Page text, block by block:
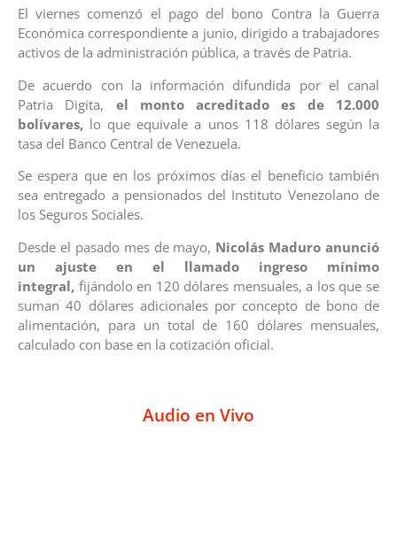
El viernes comenzó el pago del bono Contra la Guerra
Económica correspondiente a junio, dirigido a trabajadores
activos de la administración pública, a través de Patria.
De acuerdo con la información difundida por el canal
Patria Digita, el monto acreditado es de 12.000
bolívares, lo que equivale a unos 118 dólares según la
tasa del Banco Central de Venezuela.
Se espera que en los próximos días el beneficio también
sea entregado a pensionados del Instituto Venezolano de
los Seguros Sociales.
Desde el pasado mes de mayo, Nicolás Maduro anunció
un ajuste en el llamado ingreso mínimo
integral, fijándolo en 120 dólares mensuales, a los que se
suman 40 dólares adicionales por concepto de bono de
alimentación, para un total de 160 dólares mensuales,
calculado con base en la cotización oficial.
Audio en Vivo